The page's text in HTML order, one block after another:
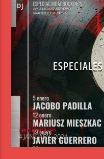
DJ
centerwaves
4 JANUARY, 2021